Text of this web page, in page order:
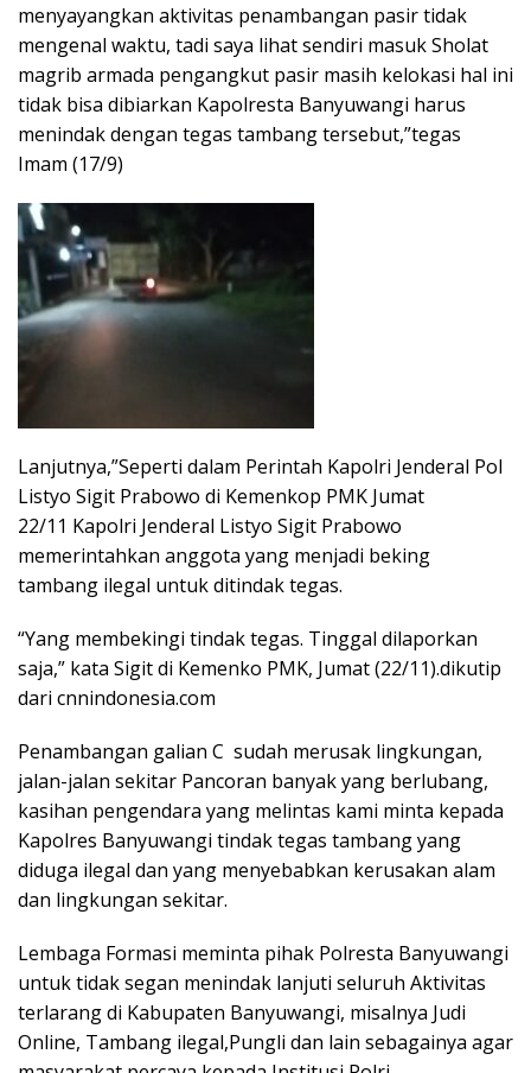
menyayangkan aktivitas penambangan pasir tidak
mengenal waktu, tadi saya lihat sendiri masuk Sholat
magrib armada pengangkut pasir masih kelokasi hal ini
tidak bisa dibiarkan Kapolresta Banyuwangi harus
menindak dengan tegas tambang tersebut,”tegas
Imam (17/9)
Lanjutnya,”Seperti dalam Perintah Kapolri Jenderal Pol
Listyo Sigit Prabowo di Kemenkop PMK Jumat
22/11 Kapolri Jenderal Listyo Sigit Prabowo
memerintahkan anggota yang menjadi beking
tambang ilegal untuk ditindak tegas.
“Yang membekingi tindak tegas. Tinggal dilaporkan
saja,” kata Sigit di Kemenko PMK, Jumat (22/11).dikutip
dari cnnindonesia.com
Penambangan galian C sudah merusak lingkungan,
jalan-jalan sekitar Pancoran banyak yang berlubang,
kasihan pengendara yang melintas kami minta kepada
Kapolres Banyuwangi tindak tegas tambang yang
diduga ilegal dan yang menyebabkan kerusakan alam
dan lingkungan sekitar.
Lembaga Formasi meminta pihak Polresta Banyuwangi
untuk tidak segan menindak lanjuti seluruh Aktivitas
terlarang di Kabupaten Banyuwangi, misalnya Judi
Online, Tambang ilegal,Pungli dan lain sebagainya agar